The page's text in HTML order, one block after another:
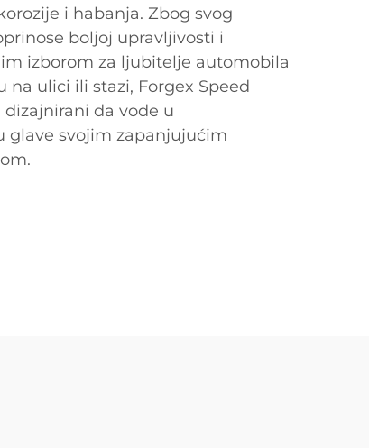
i habanja. Zbog svog
boljoj upravljivosti i
izborom za ljubitelje automobila
na ulici ili stazi, Forgex Speed
dizajnirani da vode u
glave svojim zapanjujućim